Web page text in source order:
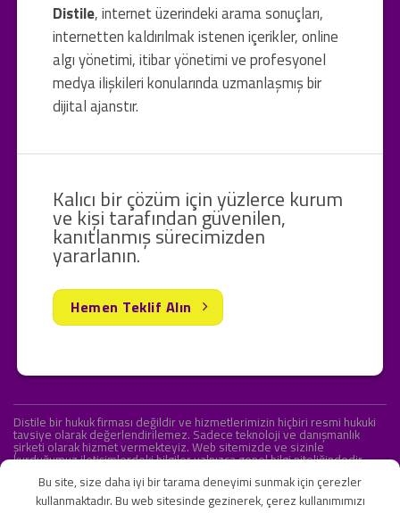
Distile, internet üzerindeki arama sonuçları,
internetten kaldırılmak istenen içerikler, online
algı yönetimi, itibar yönetimi ve profesyonel
medya ilişkileri konularında uzmanlaşmış bir
dijital ajanstır.
Kalıcı bir çözüm için yüzlerce kurum
ve kişi tarafından güvenilen,
kanıtlanmış sürecimizden
yararlanın.
Hemen Teklif Alın
Distile bir hukuk firması değildir ve hizmetlerimizin hiçbiri resmi hukuki
tavsiye olarak değerlendirilemez. Sadece teknoloji ve danışmanlık
şirketi olarak hizmet vermekteyiz. Web sitemizde ve sizinle
kurduğumuz iletişimlerdeki bilgiler yalnızca genel bilgi niteliğindedir.
Bu site, size daha iyi bir tarama deneyimi sunmak için çerezler
kullanmaktadır. Bu web sitesinde gezinerek, çerez kullanımımızı